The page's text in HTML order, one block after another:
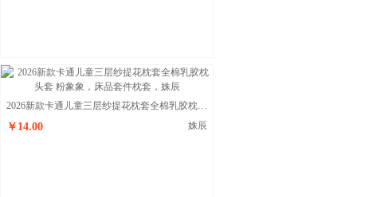
2026新款卡通儿童三层纱提花枕套全棉乳胶枕头套 粉象象
￥14.00 姝辰